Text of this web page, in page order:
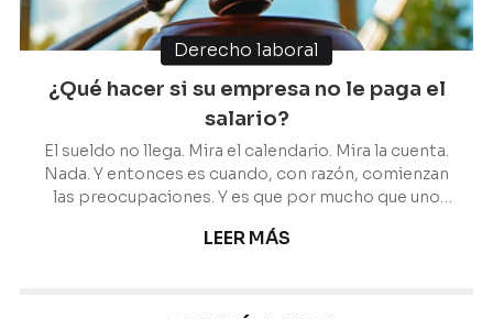
¿Qué hacer si su empresa no le paga el
salario?
Derecho laboral
El sueldo no llega. Mira el calendario. Mira la cuenta.
Nada. Y entonces es cuando, con razón, comienzan
las preocupaciones. Y es que por mucho que uno
este precisamente el problema que le ha traído
concreto y muy marcado de actuación, que pasamos
LEER MÁS